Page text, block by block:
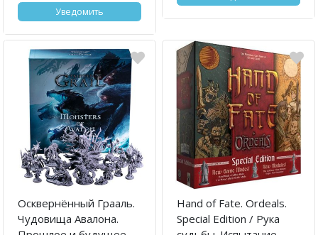
Уведомить
Осквернённый Грааль.
Чудовища Авалона.
Hand of Fate. Ordeals.
Special Edition / Рука